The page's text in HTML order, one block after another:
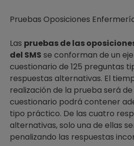
Pruebas Oposiciones
Las pruebas de las
del SMS se conforman de un
cuestionario de 125 preguntas
respuestas alternativas. El
realización de la prueba será de
cuestionario podrá contener
tipo práctico. De las cuatro
alternativas, solo una de ellas
penalizando las respuestas